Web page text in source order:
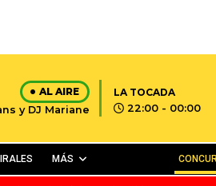
AL AIRE
y DJ Mariane
LA TOCADA
22:00 - 00:00
MÁS